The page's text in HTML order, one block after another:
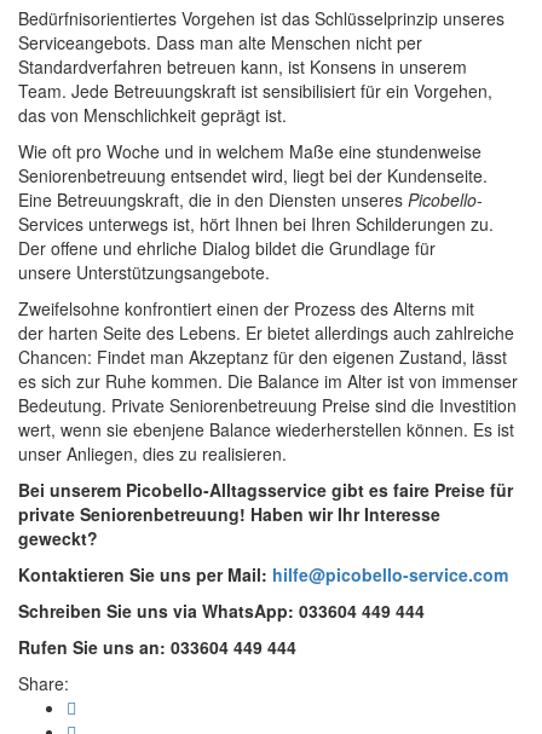
Bedürfnisorientiertes Vorgehen ist das Schlüsselprinzip unseres
Serviceangebots. Dass man alte Menschen nicht per
Standardverfahren betreuen kann, ist Konsens in unserem
Team. Jede Betreuungskraft ist sensibilisiert für ein Vorgehen,
das von Menschlichkeit geprägt ist.
Wie oft pro Woche und in welchem Maße eine stundenweise
Seniorenbetreuung entsendet wird, liegt bei der Kundenseite.
Eine Betreuungskraft, die in den Diensten unseres Picobello-
Services unterwegs ist, hört Ihnen bei Ihren Schilderungen zu.
Der offene und ehrliche Dialog bildet die Grundlage für
unsere Unterstützungsangebote.
Zweifelsohne konfrontiert einen der Prozess des Alterns mit
der harten Seite des Lebens. Er bietet allerdings auch zahlreiche
Chancen: Findet man Akzeptanz für den eigenen Zustand, lässt
es sich zur Ruhe kommen. Die Balance im Alter ist von immenser
Bedeutung. Private Seniorenbetreuung Preise sind die Investition
wert, wenn sie ebenjene Balance wiederherstellen können. Es ist
unser Anliegen, dies zu realisieren.
Bei unserem Picobello-Alltagsservice gibt es faire Preise für
private Seniorenbetreuung! Haben wir Ihr Interesse
geweckt?
Kontaktieren Sie uns per Mail: hilfe@picobello-service.com
Schreiben Sie uns via WhatsApp: 033604 449 444
Rufen Sie uns an: 033604 449 444
Share: